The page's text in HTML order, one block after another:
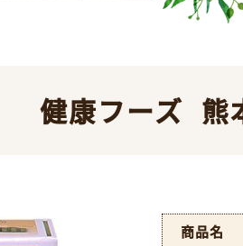
健康フーズ 熊
商品名